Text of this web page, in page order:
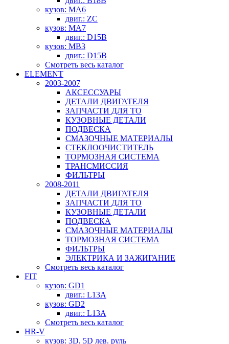
кузов: MA6
двиг.: ZC
кузов: MA7
двиг.: D15B
кузов: MB3
двиг.: D15B
Смотреть весь каталог
ELEMENT
2003-2007
АКСЕССУАРЫ
ДЕТАЛИ ДВИГАТЕЛЯ
ЗАПЧАСТИ ДЛЯ ТО
КУЗОВНЫЕ ДЕТАЛИ
ПОДВЕСКА
СМАЗОЧНЫЕ МАТЕРИАЛЫ
СТЕКЛООЧИСТИТЕЛЬ
ТОРМОЗНАЯ СИСТЕМА
ТРАНСМИССИЯ
ФИЛЬТРЫ
2008-2011
ДЕТАЛИ ДВИГАТЕЛЯ
ЗАПЧАСТИ ДЛЯ ТО
КУЗОВНЫЕ ДЕТАЛИ
ПОДВЕСКА
СМАЗОЧНЫЕ МАТЕРИАЛЫ
ТОРМОЗНАЯ СИСТЕМА
ФИЛЬТРЫ
ЭЛЕКТРИКА И ЗАЖИГАНИЕ
Смотреть весь каталог
FIT
кузов: GD1
двиг.: L13A
кузов: GD2
двиг.: L13A
Смотреть весь каталог
HR-V
кузов: 3D, 5D лев. руль